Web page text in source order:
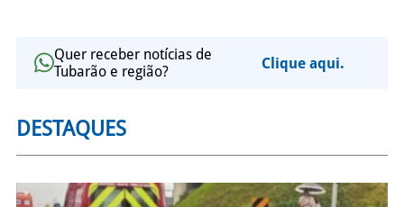
Quer receber notícias de
Tubarão e região?
Clique aqui.
DESTAQUES